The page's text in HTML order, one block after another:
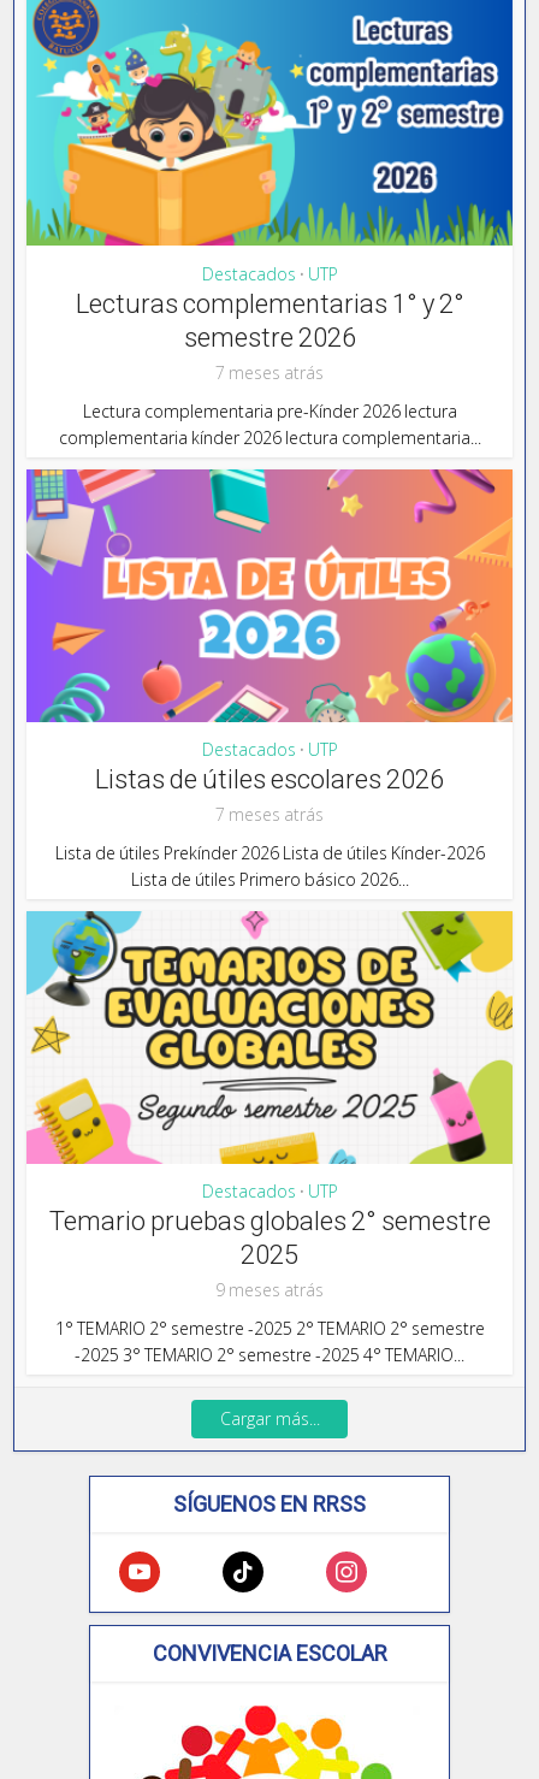
Destacados • UTP
Lecturas complementarias 1° y 2°
semestre 2026
7 meses atrás
Lectura complementaria pre-Kínder 2026 lectura
complementaria kínder 2026 lectura complementaria...
Destacados • UTP
Listas de útiles escolares 2026
7 meses atrás
Lista de útiles Prekínder 2026 Lista de útiles Kínder-2026
Lista de útiles Primero básico 2026...
Destacados • UTP
Temario pruebas globales 2° semestre
2025
9 meses atrás
1° TEMARIO 2° semestre -2025 2° TEMARIO 2° semestre
-2025 3° TEMARIO 2° semestre -2025 4° TEMARIO...
Cargar más...
SÍGUENOS EN RRSS
youtube tiktok instagram
CONVIVENCIA ESCOLAR